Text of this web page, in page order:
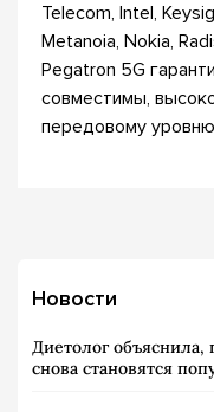
Telecom, Intel,
Metanoia, Nokia,
Pegatron 5G
совместимы,
передовому
Новости
Диетолог
снова становятся